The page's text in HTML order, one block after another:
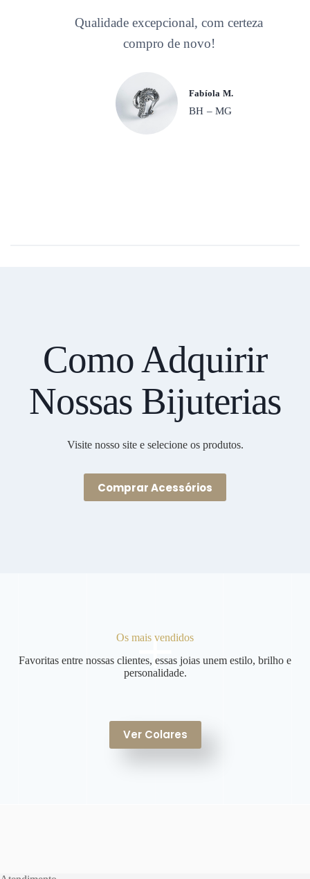
Qualidade excepcional, com certeza
compro de novo!
Fabíola M.
BH – MG
Como Adquirir
Nossas Bijuterias
Visite nosso site e selecione os produtos.
Comprar Acessórios
+
Os mais vendidos
Favoritas entre nossas clientes, essas joias unem estilo, brilho e
personalidade.
Ver Colares